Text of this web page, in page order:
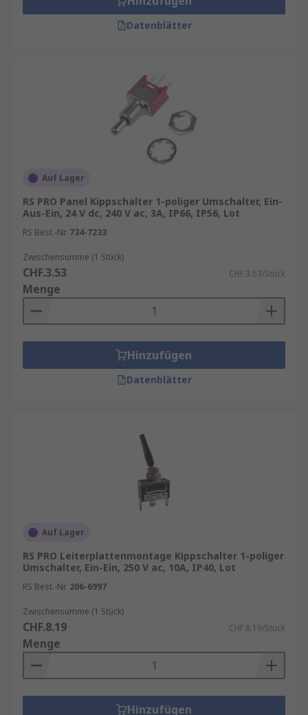
Datenblätter
Auf Lager
RS PRO Panel Kippschalter 1-poliger Umschalter, Ein-
Aus-Ein, 24 V dc, 240 V ac, 3A, IP66, IP56, Lot
RS Best.-Nr. 734-7233
Zwischensumme (1 Stück)
CHF.3.53 CHF.3.53/Stück
Menge
Hinzufügen
Datenblätter
Auf Lager
RS PRO Leiterplattenmontage Kippschalter 1-poliger
Umschalter, Ein-Ein, 250 V ac, 10A, IP40, Lot
RS Best.-Nr. 206-6997
Zwischensumme (1 Stück)
CHF.8.19 CHF.8.19/Stück
Menge
Hinzufügen